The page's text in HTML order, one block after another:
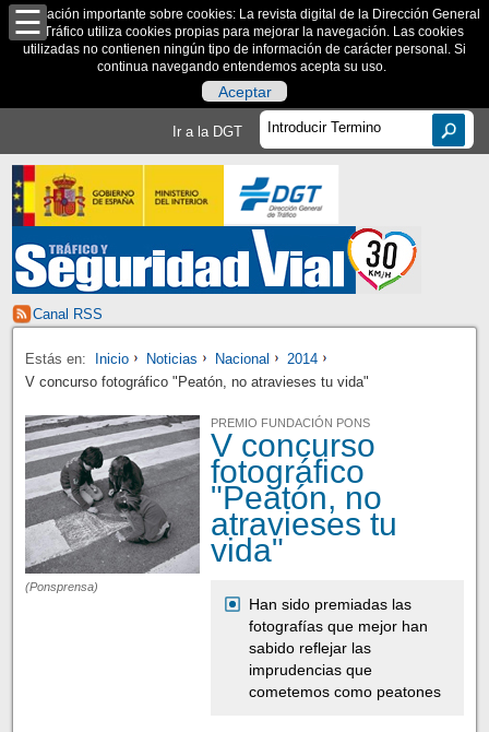
Información importante sobre cookies: La revista digital de la Dirección General
de Tráfico utiliza cookies propias para mejorar la navegación. Las cookies
utilizadas no contienen ningún tipo de información de carácter personal. Si
continua navegando entendemos acepta su uso.
Aceptar
Ir a la DGT
Canal RSS
Estás en: Inicio Noticias Nacional
2014
V concurso fotográfico "Peatón, no atravieses tu vida"
(Ponsprensa)
PREMIO FUNDACIÓN PONS
V concurso
fotográfico
"Peatón, no
atravieses tu
vida"
Han sido premiadas las
fotografías que mejor han
sabido reflejar las
imprudencias que
cometemos como peatones